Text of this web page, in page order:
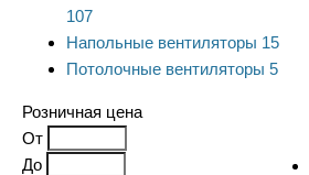
107
Напольные вентиляторы 15
Потолочные вентиляторы 5
Розничная цена
От
До